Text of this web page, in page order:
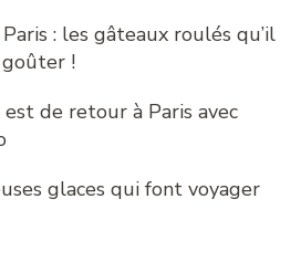
: les gâteaux roulés qu’il
!
de retour à Paris avec
glaces qui font voyager